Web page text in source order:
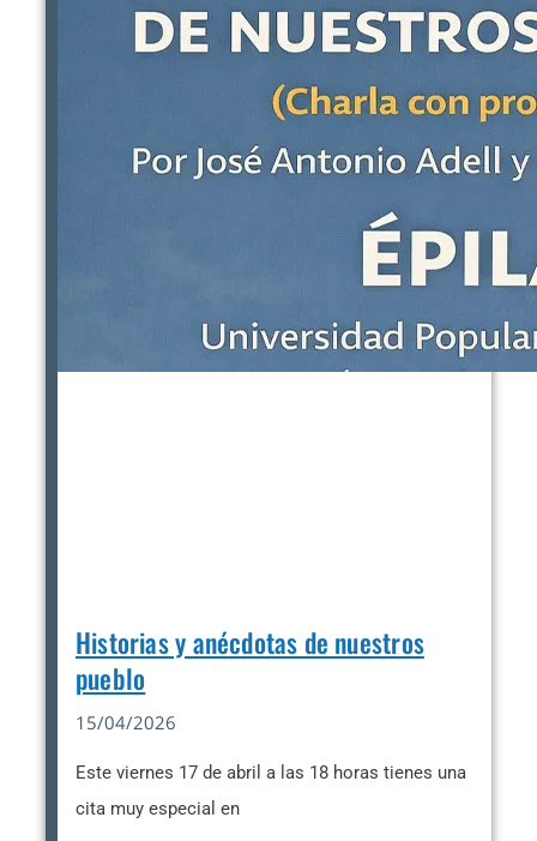
Historias y anécdotas de nuestros
pueblo
15/04/2026
Este viernes 17 de abril a las 18 horas tienes una
cita muy especial en